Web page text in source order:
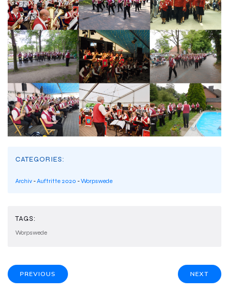
CATEGORIES:
Archiv -Auftritte 2020 -Worpswede
TAGS:
Worpswede
PREVIOUS NEXT